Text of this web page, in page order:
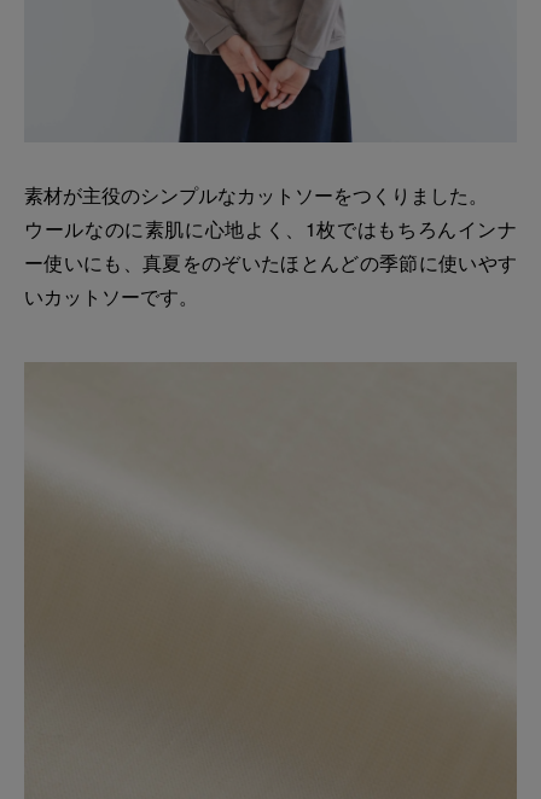
素材が主役のシンプルなカットソーをつくりました。
ウールなのに素肌に心地よく、1枚ではもちろんインナ
ー使いにも、真夏をのぞいたほとんどの季節に使いやす
いカットソーです。